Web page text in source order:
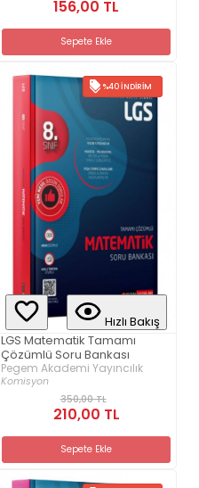
156,00 TL
Sepete Ekle
%40 İNDIRIM
Hızlı Bakış
LGS Matematik Tamamı
Çözümlü Soru Bankası
Pegem Akademi Yayıncılık
Komisyon
350,00 TL
210,00 TL
Sepete Ekle